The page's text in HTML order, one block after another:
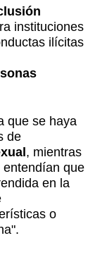
instituciones
ilícitas
que se haya
de
, mientras
entendían que
en la
o